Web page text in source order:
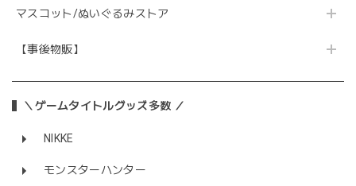
マスコット/ぬいぐるみストア
【事後物販】
＼ゲームタイトルグッズ多数 ／
NIKKE
モンスターハンター